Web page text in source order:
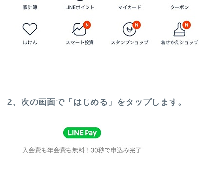
2、次の画面で「はじめる」をタップします。